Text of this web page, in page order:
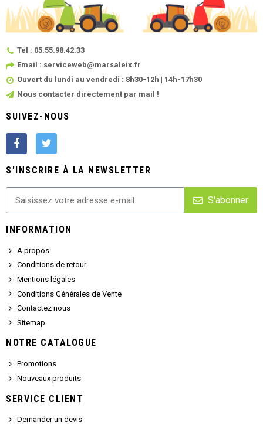
Tél : 05.55.98.42.33
Email : serviceweb@marsaleix.fr
Ouvert du lundi au vendredi : 8h30-12h | 14h-17h30
Nous contacter directement par mail !
SUIVEZ-NOUS
S'INSCRIRE À LA NEWSLETTER
S'abonner
INFORMATION
A propos
Conditions de retour
Mentions légales
Conditions Générales de Vente
Contactez nous
Sitemap
NOTRE CATALOGUE
Promotions
Nouveaux produits
SERVICE CLIENT
Demander un devis